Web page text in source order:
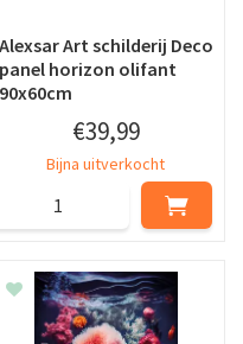
Alexsar Art schilderij Deco
panel horizon olifant
90x60cm
€39,99
Bijna uitverkocht